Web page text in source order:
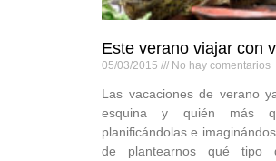
Este verano viajar con
05/03/2015 No hay comentarios
Las vacaciones de verano
esquina y quién más
planificándolas e
de plantearnos qué tipo